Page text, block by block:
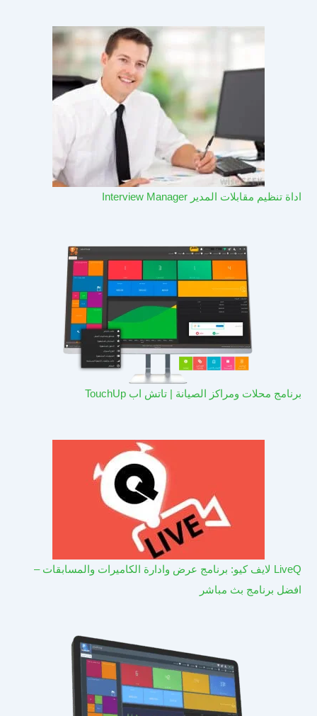
اداة تنظيم مقابلات المدير Interview Manager
برنامج محلات ومراكز الصيانة | تاتش اب TouchUp
LiveQ لايف كيو: برنامج عرض وادارة الكاميرات والمسابقات –
افضل برنامج بث مباشر